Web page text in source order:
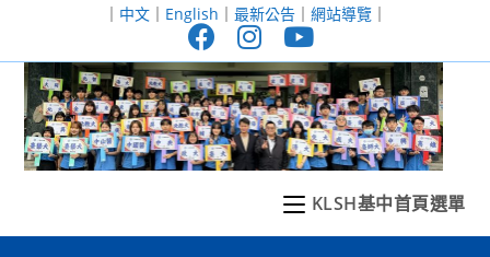
至
｜ 中文｜ English ｜ 最新公告｜ 網站導覽｜
KLSH基中首頁選單